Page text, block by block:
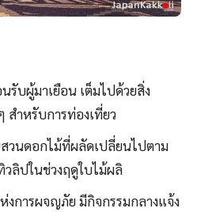
รับผู้มาเยือน เต็มไปด้วยสิ่ง
สำหรับการท่องเที่ยว
วนดอกไม้ที่ผลัดเปลี่ยนไปตาม
ลิปในช่วงฤดูใบไม้ผลิ
งการผจญภัย มีกิจกรรมกลางแจ้ง